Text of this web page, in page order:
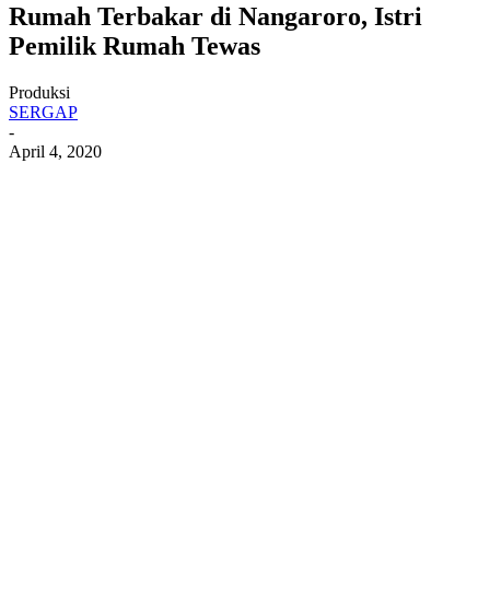
Rumah Terbakar di Nangaroro, Istri
Pemilik Rumah Tewas
Produksi
SERGAP
-
April 4, 2020